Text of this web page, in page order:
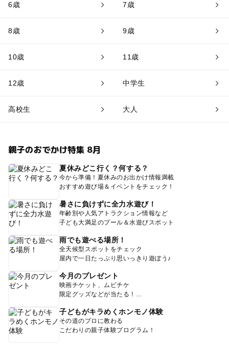
6歳 7歳
8歳 9歳
10歳 11歳
12歳 中学生
高校生 大人
親子のおでかけ特集 8月
夏休みどこ行く？何する？
今から準備！夏休みのお出かけ情報満載
おすすめ遊び場＆イベントをチェック！
暑さに負けずに全力水遊び！
年齢別や人気アトラクション情報など
子ども大満足のプール＆水遊びスポット
雨でも遊べる場所！
全天候型スポットをチェック
屋内で一日たっぷり思いっきり遊ぼう♪
今月のプレゼント
映画チケット、ムビチケ
限定グッズなどが当たる！
子どもがキラめくホンモノ体験
その道のプロに教わる
こだわりの親子体験プログラム！